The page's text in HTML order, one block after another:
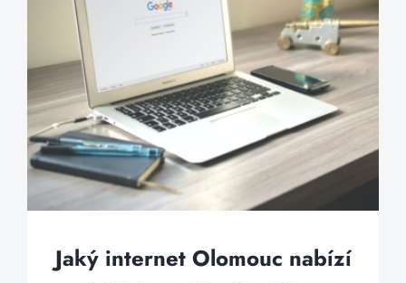
Jaký internet Olomouc nabízí